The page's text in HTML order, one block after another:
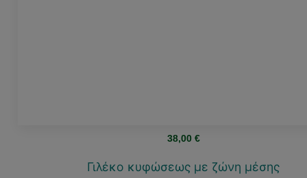
38,00 €
Γιλέκο κυφώσεως με ζώνη μέσης